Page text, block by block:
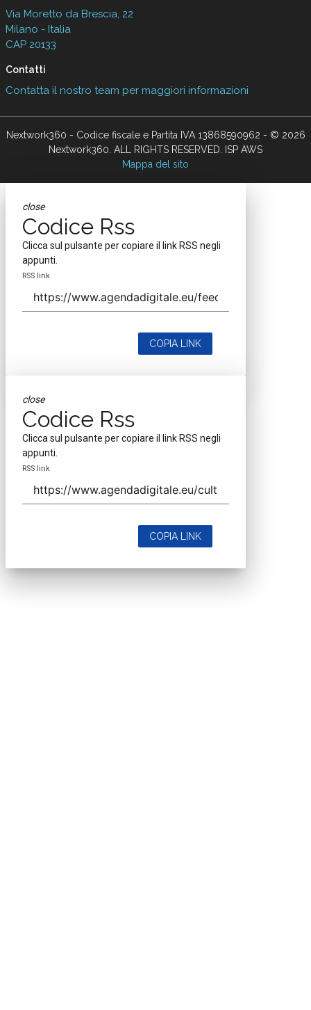
Via Moretto da Brescia, 22
Milano - Italia
CAP 20133
Contatti
Contatta il nostro team per maggiori informazioni
Nextwork360 - Codice fiscale e Partita IVA 13868590962 - © 2026
Nextwork360. ALL RIGHTS RESERVED. ISP AWS
Mappa del sito
close
Codice Rss
Clicca sul pulsante per copiare il link RSS negli
appunti.
RSS link
COPIA LINK
close
Codice Rss
Clicca sul pulsante per copiare il link RSS negli
appunti.
RSS link
COPIA LINK